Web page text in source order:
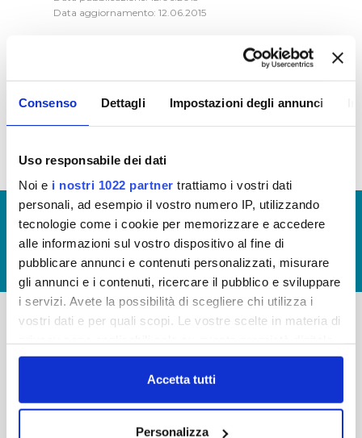
Consenso Dettagli Impostazioni degli annunci
Uso responsabile dei dati
Noi e i nostri 1022 partner trattiamo i vostri dati
personali, ad esempio il vostro numero IP, utilizzando
tecnologie come i cookie per memorizzare e accedere
alle informazioni sul vostro dispositivo al fine di
pubblicare annunci e contenuti personalizzati, misurare
gli annunci e i contenuti, ricercare il pubblico e sviluppare
i servizi. Avete la possibilità di scegliere chi utilizza i
vostri dati e per quali scopi. Le vostre scelte in materia di
in cui avete effettuato le vostre scelte. È possibile
modificare o revocare il proprio consenso in qualsiasi
momento dalla Dichiarazione sui cookie o facendo clic
Accetta tutti
Personalizza
Data aggiornamento: 12.06.2015
Le dichiarazioni, nelle quali i soggetti hanno
dichiarato che non esistono cause di
inconferibilità dell'incarico, sono state
raccolte e sono depositate presso la
© Copyright 2017 - 2026
GLOSSARIO
GIUDICA IL SERVIZIO
LAVORA CON NOI
-
50126 Fi
-
FAQ
PRIVACY POLICY
NOTE LEGALI